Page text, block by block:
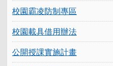
校園霸凌防制專區
校園載具借用辦法
公開授課實施計畫